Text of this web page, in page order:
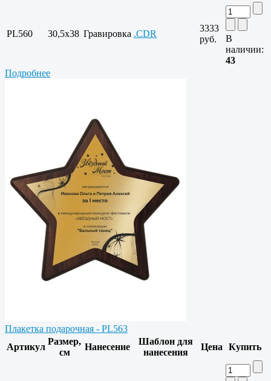
PL560 30,5x38 Гравировка .CDR
3333
руб.
В
наличии:
43
Подробнее
Плакетка подарочная - PL563
Артикул
Размер,
см
Нанесение
Шаблон для
нанесения
Цена Купить